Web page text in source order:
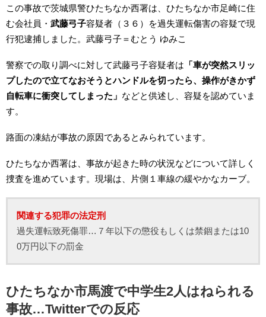
この事故で茨城県警ひたちなか西署は、ひたちなか市足崎に住
む会社員・ 武藤弓子容疑者（３６）を過失運転傷害の容疑で現
行犯逮捕しました。武藤弓子＝むとう ゆみこ
警察での取り調べに対して武藤弓子容疑者は 「車が突然スリッ
プしたので立てなおそうとハンドルを切ったら、操作がきかず
自転車に衝突してしまった」 などと供述し、容疑を認めていま
す。
路面の凍結が事故の原因であるとみられています。
ひたちなか西署は、事故が起きた時の状況などについて詳しく
捜査を進めています。現場は、片側１車線の緩やかなカーブ。
関連する犯罪の法定刑
過失運転致死傷罪…７年以下の懲役もしくは禁錮または10
0万円以下の罰金
ひたちなか市馬渡で中学生2人はねられる
事故…Twitterでの反応